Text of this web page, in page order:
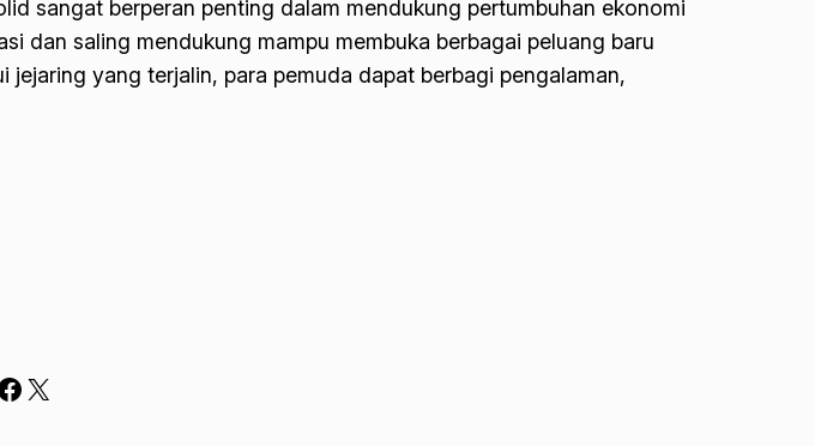
sangat berperan penting dalam mendukung pertumbuhan ekonomi
dan saling mendukung mampu membuka berbagai peluang baru
yang terjalin, para pemuda dapat berbagi pengalaman,
X